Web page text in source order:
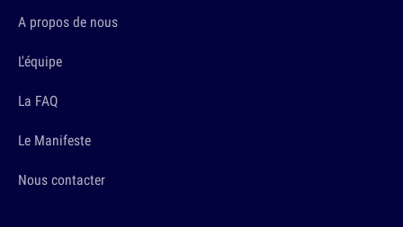
A propos de nous
L'équipe
La FAQ
Le Manifeste
Nous contacter